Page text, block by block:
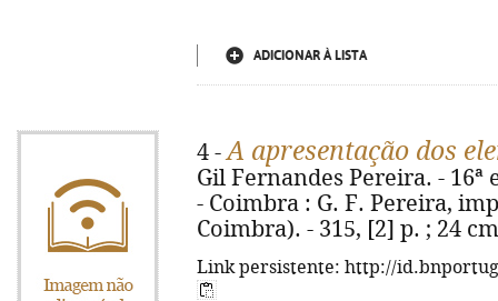
ADICIONAR À LISTA
4 -A apresentação dos
Gil Fernandes Pereira. -
- Coimbra : G. F. Pereira,
Coimbra). - 315, [2] p. ; 24
Link persistente: http://